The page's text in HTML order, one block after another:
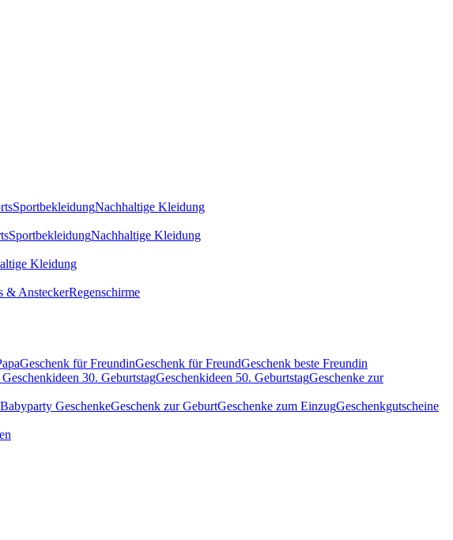
SportbekleidungNachhaltige Kleidung
SportbekleidungNachhaltige Kleidung
Kleidung
& AnsteckerRegenschirme
Geschenk für FreundinGeschenk für FreundGeschenk beste Freundin
Geschenkideen 30. GeburtstagGeschenkideen 50. GeburtstagGeschenke zur
Babyparty GeschenkeGeschenk zur GeburtGeschenke zum EinzugGeschenkgutscheine